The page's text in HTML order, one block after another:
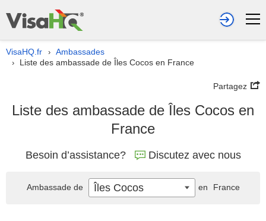
VisaHQ.fr › Ambassades
› Liste des ambassade de Îles Cocos en France
Partagez
Liste des ambassade de Îles Cocos en
France
Besoin d’assistance? Discutez avec nous
Ambassade de Îles Cocos en France